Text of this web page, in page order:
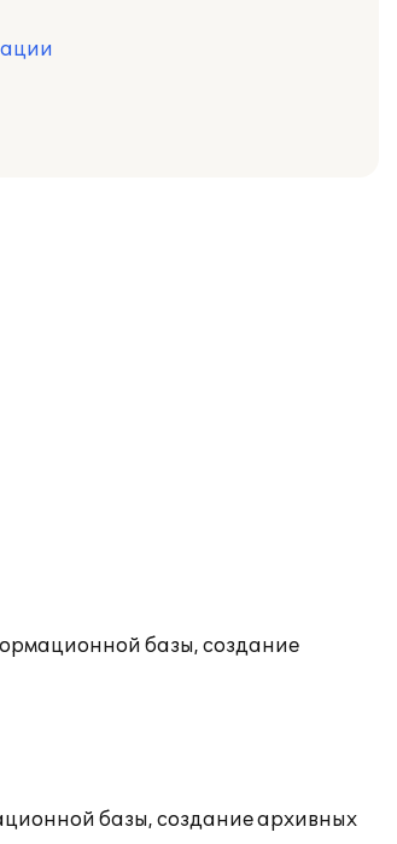
базы, создание
базы, создание архивных